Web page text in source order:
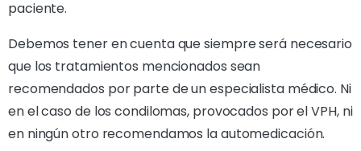
paciente.
Debemos tener en cuenta que siempre será necesario
que los tratamientos mencionados sean
recomendados por parte de un especialista médico. Ni
en el caso de los condilomas, provocados por el VPH, ni
en ningún otro recomendamos la automedicación.